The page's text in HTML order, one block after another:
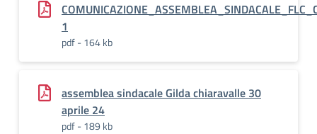
1
pdf - 164 kb
assemblea sindacale Gilda chiaravalle 30
aprile 24
pdf - 189 kb